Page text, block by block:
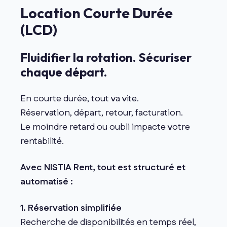
Location Courte Durée
(LCD)
Fluidifier la rotation. Sécuriser
chaque départ.
En courte durée, tout va vite.
Réservation, départ, retour, facturation.
Le moindre retard ou oubli impacte votre
rentabilité.
Avec NISTIA Rent, tout est structuré et
automatisé :
1. Réservation simplifiée
Recherche de disponibilités en temps réel,